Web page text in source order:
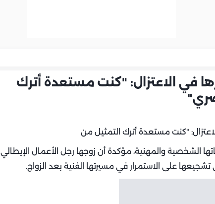
في الاعتزال: "كنت مستعدة أترك
الشخصية والمهنية، مؤكدة أن زوجها رجل الأعمال الإيطالي
تشجيعها على الاستمرار في مسيرتها الفنية بعد الزواج.